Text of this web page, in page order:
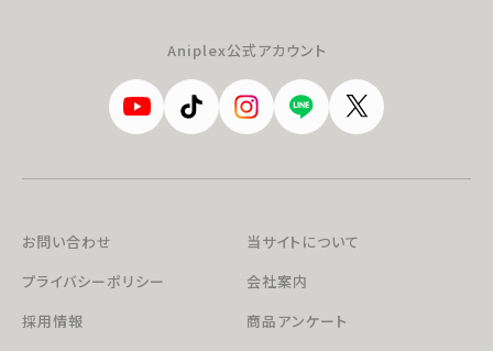
Aniplex公式アカウント
お問い合わせ
当サイトについて
プライバシーポリシー
会社案内
採用情報
商品アンケート